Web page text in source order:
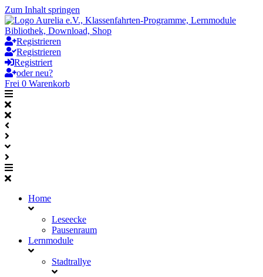
Zum Inhalt springen
Registrieren
Registrieren
Registriert
oder neu?
Frei 0 Warenkorb
Home
Leseecke
Pausenraum
Lernmodule
Stadtrallye